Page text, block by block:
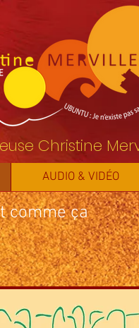
Christine
AUDIO & VIDÉO
comme ça